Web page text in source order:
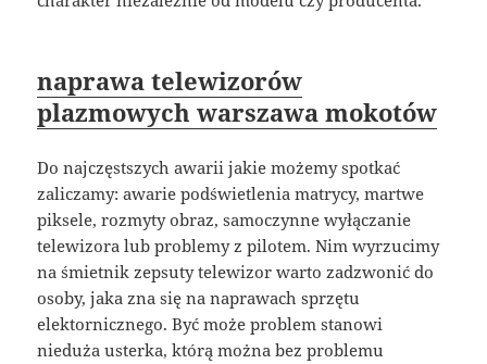
naprawa telewizorów
plazmowych warszawa mokotów
Do najczęstszych awarii jakie możemy spotkać
zaliczamy: awarie podświetlenia matrycy, martwe
piksele, rozmyty obraz, samoczynne wyłączanie
telewizora lub problemy z pilotem. Nim wyrzucimy
na śmietnik zepsuty telewizor warto zadzwonić do
osoby, jaka zna się na naprawach sprzętu
elektornicznego. Być może problem stanowi
nieduża usterka, którą można bez problemu